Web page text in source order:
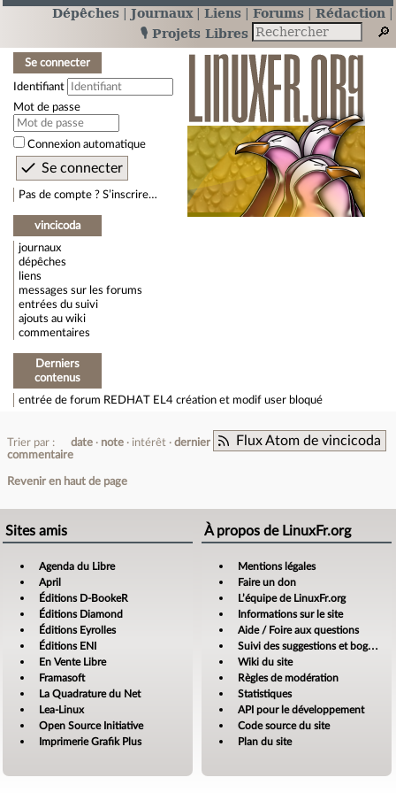
Dépêches Journaux Liens Forums
Rédaction
🎙️ Projets Libres
Se connecter
Identifiant
Mot de passe
Connexion automatique
Pas de compte ? S’inscrire…
vincicoda
journaux
dépêches
liens
messages sur les forums
entrées du suivi
ajouts au wiki
commentaires
Derniers
contenus
entrée de forum REDHAT EL4 création et modif user bloqué
Flux Atom de vincicoda
Trier par : date note intérêt
dernier
commentaire
Revenir en haut de page
Sites amis
Agenda du Libre
April
Éditions D-BookeR
Éditions Diamond
Éditions Eyrolles
Éditions ENI
En Vente Libre
Framasoft
La Quadrature du Net
Lea-Linux
Open Source Initiative
Imprimerie Grafik Plus
À propos de LinuxFr.org
Mentions légales
Faire un don
L’équipe de LinuxFr.org
Informations sur le site
Aide / Foire aux questions
Suivi des suggestions et bogues
Wiki du site
Règles de modération
Statistiques
API pour le développement
Code source du site
Plan du site